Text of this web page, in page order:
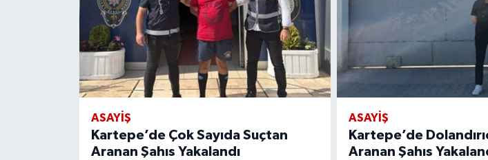
ASAYİŞ
Kartepe’de Çok Sayıda Suçtan
Aranan Şahıs Yakalandı
ASAYİŞ
Kartepe’de
Aranan Şahıs